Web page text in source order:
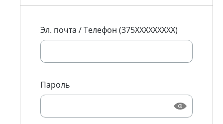
Эл. почта / Телефон (375XXXXXXXXX)
Пароль